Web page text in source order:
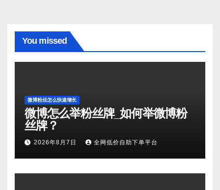
You missed
微博粉丝怎么快速增长
微博怎么举粉丝牌_如何举微博粉
丝牌？
2026年8月7日 全网低价自助下单平台